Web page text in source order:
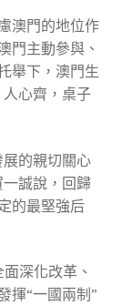
澳門的地位作
門主動參與、
舉下，澳門生
心齊，桌子
的親切關心
誠說，回歸
的最堅強后
深化改革、
揮“一國兩制”